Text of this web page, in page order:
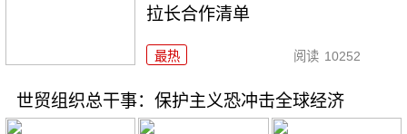
拉长合作清单
最热 阅读 10252
世贸组织总干事：保护主义恐冲击全球经济